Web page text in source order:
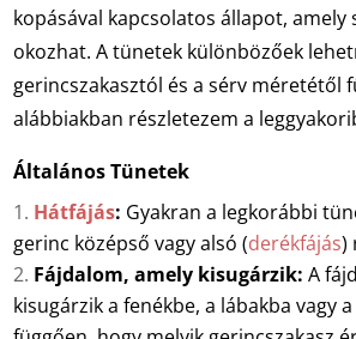
kopásával kapcsolatos állapot,
okozhat. A tünetek különbözőek
gerincszakasztól és a sérv méretétől
alábbiakban részletezem a
Általános Tünetek
Hátfájás: Gyakran a legkorábbi
gerinc középső vagy alsó (derékfájás)
Fájdalom, amely kisugárzik: A
kisugárzik a fenékbe, a lábakba vagy